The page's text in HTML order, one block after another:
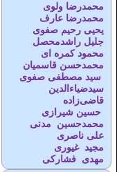
محمدرضا ولوی
محمدرضا عارف
یحیی رحیم صفوی
جلیل راشدمحصل
محمود کمره ای
محمدحسن قاسمیان
سید مصطفی صفوی
سیدضیاء‌الدین
قاضی‌زاده
حسین شیرازی
محمدحسین مدنی
علی ناصری
مجید غیوری
مهدی فشارکی